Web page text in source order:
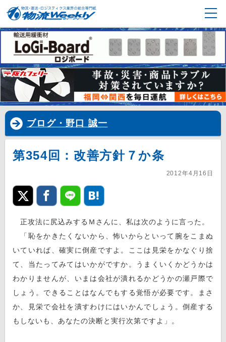
ブログ・野口 誠一
第354回：改善方針７か条
2012年4月16日
正攻法に尻込みするＭさんに、私は次のように言った。
「恥をかきたくないから、怖いからといって腕をこまぬ
いていれば、確実に倒産ですよ。ここは見栄をかなぐり捨
て、当たってみてはいかがですか。うまくいくかどうかは
わかりませんが、いまは会社が潰れるかどうかの瀬戸際で
しょう。できることはなんでもする覚悟が必要です。まさ
か、見栄で会社を潰すわけにはいかんでしょう。倒産する
もしないも、あなたの決断と実行次第ですよ」。